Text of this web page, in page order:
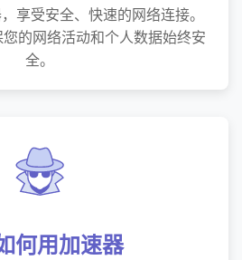
享受安全、快速的网络连接。
的网络活动和个人数据始终安
全。
何用加速器